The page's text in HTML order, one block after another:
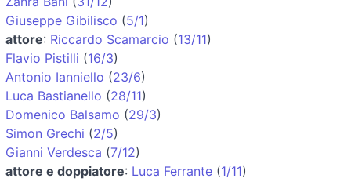
Giuseppe Gibilisco (5/1)
attore: Riccardo Scamarcio (13/11)
Flavio Pistilli (16/3)
Antonio Ianniello (23/6)
Luca Bastianello (28/11)
Domenico Balsamo (29/3)
Simon Grechi (2/5)
Gianni Verdesca (7/12)
attore e doppiatore: Luca Ferrante (1/11)